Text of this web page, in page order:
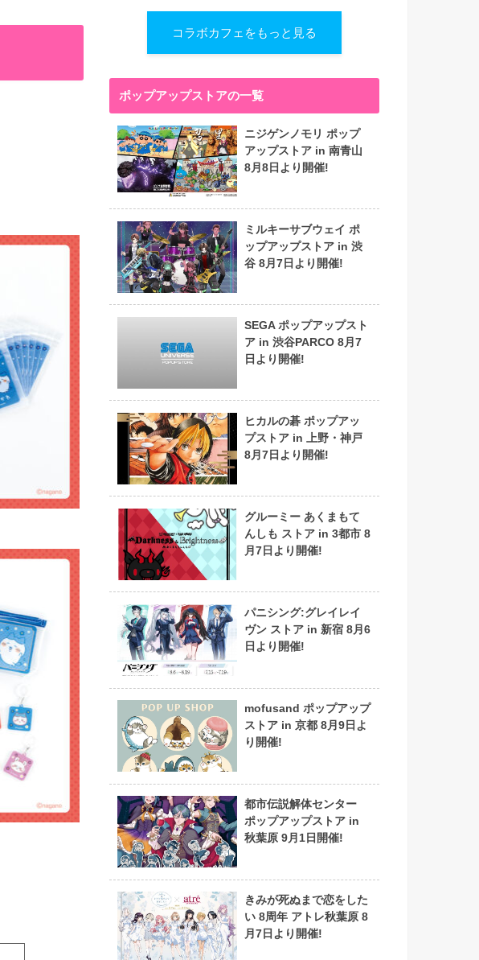
コラボカフェをもっと見る
ポップアップストアの一覧
ニジゲンノモリ ポップ
アップストア in 南青山
8月8日より開催!
ミルキーサブウェイ ポ
ップアップストア in 渋
谷 8月7日より開催!
SEGA ポップアップスト
ア in 渋谷PARCO 8月7
日より開催!
ヒカルの碁 ポップアッ
プストア in 上野・神戸
8月7日より開催!
グルーミー あくまもて
んしも ストア in 3都市 8
月7日より開催!
パニシング:グレイレイ
ヴン ストア in 新宿 8月6
日より開催!
mofusand ポップアップ
ストア in 京都 8月9日よ
り開催!
都市伝説解体センター
ポップアップストア in
秋葉原 9月1日開催!
きみが死ぬまで恋をした
い 8周年 アトレ秋葉原 8
月7日より開催!